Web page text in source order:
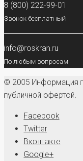
8 (800) 222-99-01
Звонок бесплатный
info@roskran.ru
По любым вопросам
© 2005 Информация
публичной офертой.
Facebook
Twitter
Вконтакте
Google+